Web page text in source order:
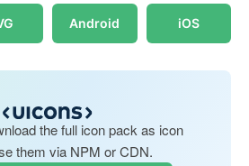
Android iOS
the full icon pack as icon
them via NPM or CDN.